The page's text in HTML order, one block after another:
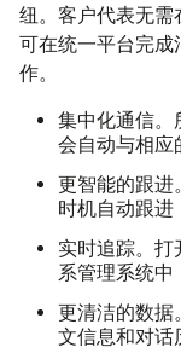
纽。客户代表无需
可在统一平台完成
作。
集中化通信
会自动与相应
更智能的跟进
时机自动跟进
实时追踪。打
系管理系统中
更清洁的数据
文信息和对话